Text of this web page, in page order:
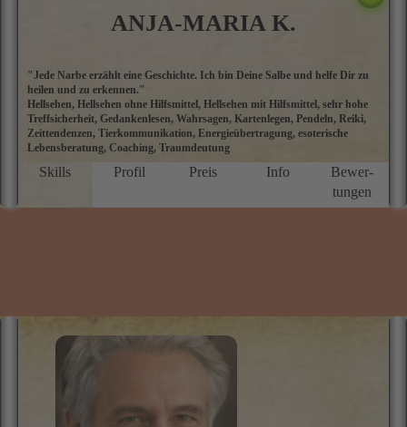
ANJA-MARIA K.
"Jede Narbe erzählt eine Geschichte. Ich bin Deine Salbe und helfe Dir zu
heilen und zu erkennen."
Hellsehen, Hellsehen ohne Hilfsmittel, Hellsehen mit Hilfsmittel, sehr hohe
Treffsicherheit, Gedankenlesen, Wahrsagen, Kartenlegen, Pendeln, Reiki,
Zeittendenzen, Tierkommunikation, Energieübertragung, esoterische
Lebensberatung, Coaching, Traumdeutung
Skills Profil Preis Info
Bewer­
tungen